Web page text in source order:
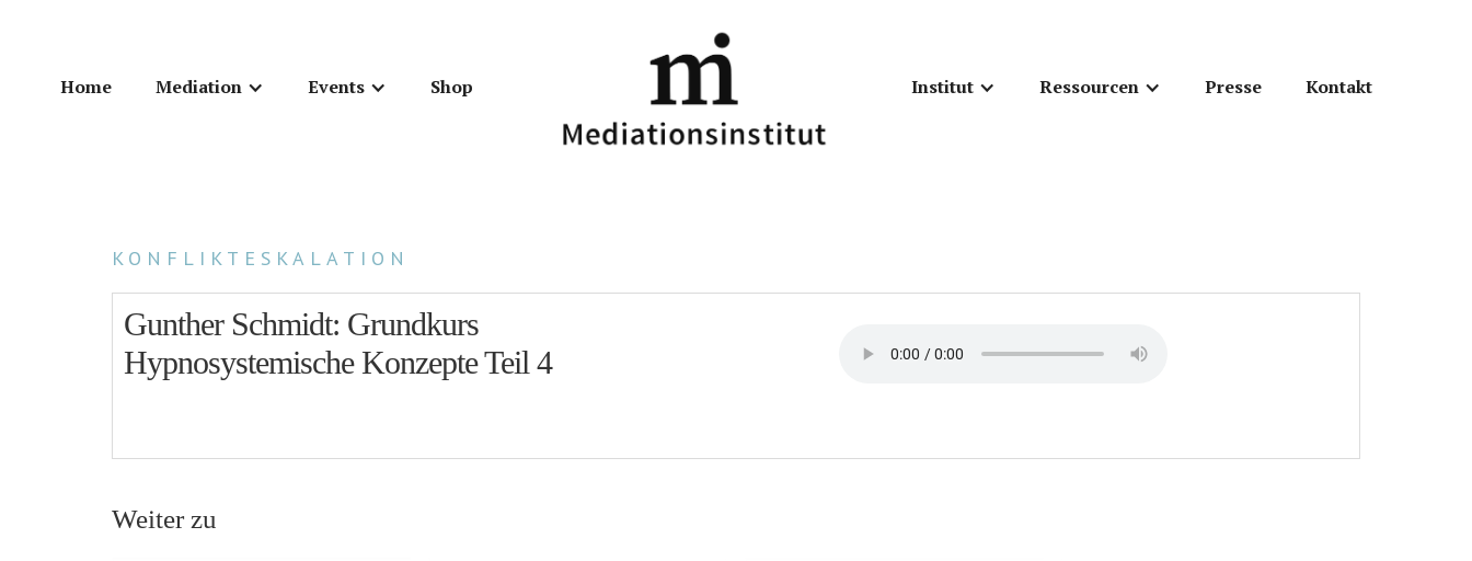
Home Mediation Events Shop Institut Ressourcen Presse Kontakt
KONFLIKTESKALATION
Gunther Schmidt: Grundkurs
Hypnosystemische Konzepte Teil 4
Weiter zu